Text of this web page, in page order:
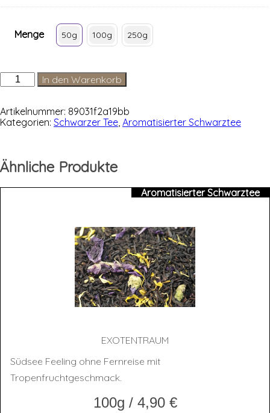
Menge 50g 100g 250g
Weihnachtstee
–
Menge
In den Warenkorb
Artikelnummer: 89031f2a19bb
Kategorien: Schwarzer Tee Aromatisierter Schwarztee
Ähnliche Produkte
Aromatisierter Schwarztee
EXO­TEN­TRAUM
Südsee Feeling ohne Fernreise mit
Tropenfruchtgeschmack.
100g / 4,90 €